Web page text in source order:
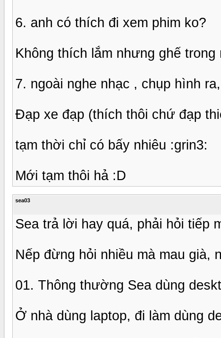
6. anh có thích đi xem phim ko?
Không thích lắm nhưng ghế
7. ngoài nghe nhạc , chụp hình
Đạp xe đạp (thích thôi chứ đạp
tạm thời chỉ có bấy nhiêu :grin3:
Mới tạm thôi hả :D
sea03
Sea trả lời hay quá, phải hỏi tiếp
Nếp đừng hỏi nhiều mà mau già,
01. Thông thường Sea dùng
Ở nhà dùng laptop, đi làm dùng